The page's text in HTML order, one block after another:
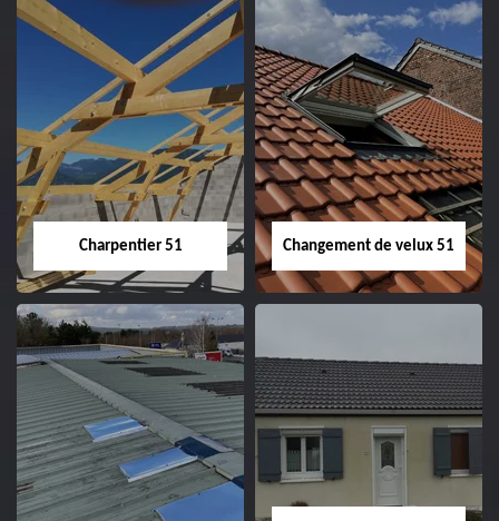
Entreprise de
couverture 51
Démoussage de
toiture 51
Charpentier 51
Charpentier 51
Changement de velux 51
Changement de
velux 51